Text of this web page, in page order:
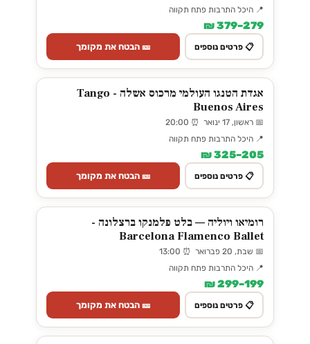
📍 היכל התרבות פתח תקווה
279–379 ₪
📋 פרטים נוספים 🎫 הבטח את מקומך
אגדת הטנגו העולמי מרכוס אשלה - Tango
Buenos Aires
📅 ראשון, 17 ינואר ⏰ 20:00
📍 היכל התרבות פתח תקווה
205–325 ₪
📋 פרטים נוספים 🎫 הבטח את מקומך
רומיאו ויוליה — בלט פלמנקו ברצלונה -
Barcelona Flamenco Ballet
📅 שבת, 20 פברואר ⏰ 13:00
📍 היכל התרבות פתח תקווה
199–299 ₪
📋 פרטים נוספים 🎫 הבטח את מקומך